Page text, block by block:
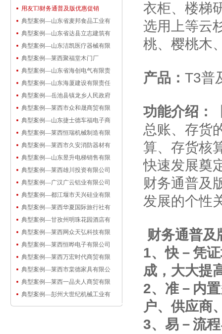
用友T3财务通普及版优惠促销
典型案例—山东省麦邦食品工业有
典型案例—山东省达县立志建筑有
典型案例—山东洁凯医疗器械有限
典型案例—莱西聚福堂木门厂
典型案例—山东省海创电气有限责
典型案例—山东海厦建设有限责任
典型案例—岳池县镇龙乡人民政府
典型案例—莱西市众和晟商贸有限
典型案例—山东捷士德车福电子商
典型案例—莱西恒瑞机械制造有限
典型案例—莱西市久安消防器材有
典型案例—山东昱升电梯销售有限
典型案例—莱西雄川投资有限公司
典型案例—广汉广云铝业有限公司
典型案例—都江堰市天兴硅业有限
典型案例—莱西华夏国际旅行社有
典型案例—甘孜州明珠花园酒店有
典型案例—莱西网众天弘科技有限
典型案例—莱西恒晔电子有限公司
典型案例—莱西万宏时代商贸有限
典型案例—莱西市棠德家具有限公
典型案例—莱西一品夫人商贸有限
典型案例—彭州大世纪机械工业有
衣柜、楼梯
选用上等云
桃、樱桃木
产品： T3普
功能介绍：
总账、存货
算、存货核
快速发展奠
财务通普及
发展的个性
财务通普及
1、快－凭
成，大大提
2、准－内
户、供应商
3、易－流